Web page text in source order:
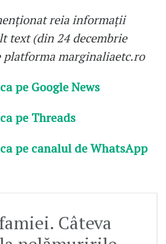
reia informații
text (din 24 decembrie
platforma marginaliaetc.ro
pe Google News
pe Threads
pe canalul de WhatsApp
Câteva